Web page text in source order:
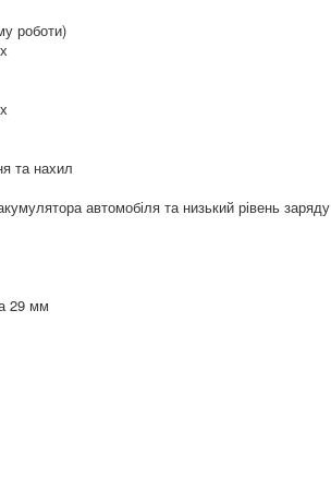
роботи)
та нахил
автомобіля та низький рівень заряду
29 мм